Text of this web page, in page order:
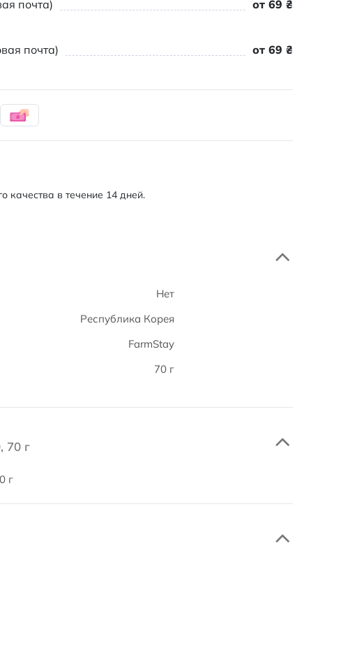
почта) от 69 ₴
почта) от 69 ₴
качества в течение 14 дней.
Нет
Республика Корея
FarmStay
70 г
70 г
г